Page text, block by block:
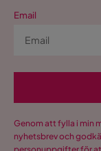
Email
Genom att fylla i min
nyhetsbrev och